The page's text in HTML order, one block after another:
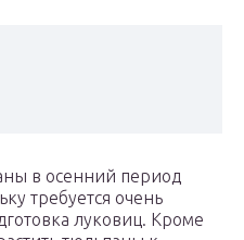
в осенний период
требуется очень
луковиц. Кроме